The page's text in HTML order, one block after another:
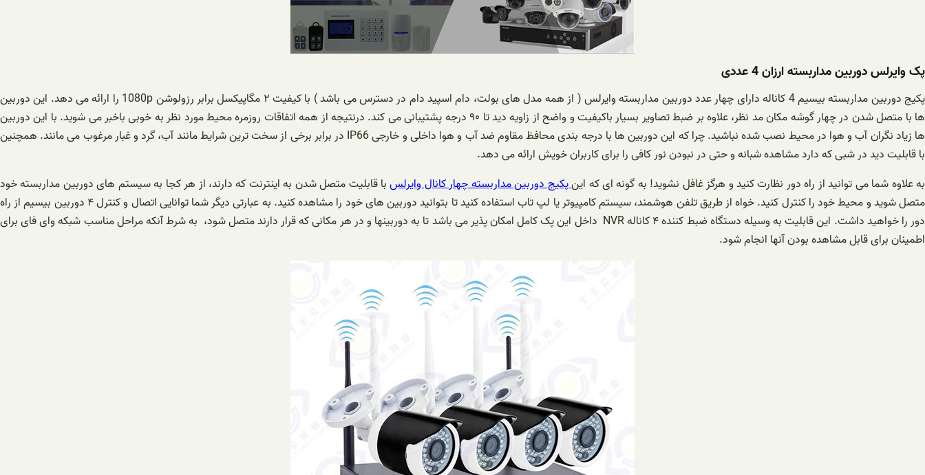
پک وایرلس دوربین مداربسته ارزان 4 عددی
پکیج دوربین مداربسته بیسیم 4 کاناله دارای چهار عدد دوربین مداربسته وایرلس ( از همه مدل های بولت، دام اسپید دام در دسترس می باشد ) با کیفیت ۲ مگاپیکسل برابر رزولوشن 1080p را ارائه می دهد. این دوربین
ها با متصل شدن در چهار گوشه مکان مد نظر، علاوه بر ضبط تصاویر بسیار باکیفیت و واضح از زاویه دید تا ۹۰ درجه پشتیبانی می کند. درنتیجه از همه اتفاقات روزمره محیط مورد نظر به خوبی باخبر می شوید. با این دوربین
ها زیاد نگران آب و هوا در محیط نصب شده نباشید. چرا که این دوربین ها با درجه بندی محافظ مقاوم ضد آب و هوا داخلی و خارجی IP66 در برابر برخی از سخت ترین شرایط مانند آب، گرد و غبار مرغوب می مانند. همچنین
با قابلیت دید در شبی که دارد مشاهده شبانه و حتی در نبودن نور کافی را برای کاربران خویش ارائه می دهد.
به علاوه شما می توانید از راه دور نظارت کنید و هرگز غافل نشوید! به گونه ای که اینپکیج دوربین مداربسته چهار کانال وایرلسبا قابلیت متصل شدن به اینترنت که دارند، از هر کجا به سیستم های دوربین مداربسته خود
متصل شوید و محیط خود را کنترل کنید. خواه از طریق تلفن هوشمند، سیستم کامپیوتر یا لپ تاب استفاده کنید تا بتوانید دوربین های خود را مشاهده کنید. به عبارتی دیگر شما توانایی اتصال و کنترل ۴ دوربین بیسیم از راه
دور را خواهید داشت. این قابلیت به وسیله دستگاه ضبط کننده ۴ کاناله NVR داخل این پک کامل امکان پذیر می باشد تا به دوربینها و در هر مکانی که قرار دارند متصل شود، به شرط آنکه مراحل مناسب شبکه وای فای برای
اطمینان برای قابل مشاهده بودن آنها انجام شود.